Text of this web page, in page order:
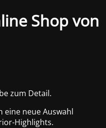
Shop von
zum Detail.
eine neue Auswahl
Highlights.